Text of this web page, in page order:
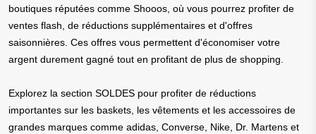
boutiques réputées comme Shooos, où vous pourrez profiter de
ventes flash, de réductions supplémentaires et d'offres
saisonnières. Ces offres vous permettent d'économiser votre
argent durement gagné tout en profitant de plus de shopping.
Explorez la section SOLDES pour profiter de réductions
importantes sur les baskets, les vêtements et les accessoires de
grandes marques comme adidas, Converse, Nike, Dr. Martens et